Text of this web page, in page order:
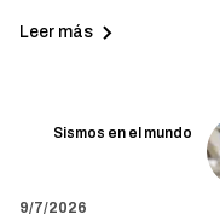
Leer más
Sismos en el mundo
9/7/2026